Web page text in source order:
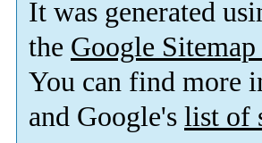
It was generated
the Google
You can find more
and Google's list of